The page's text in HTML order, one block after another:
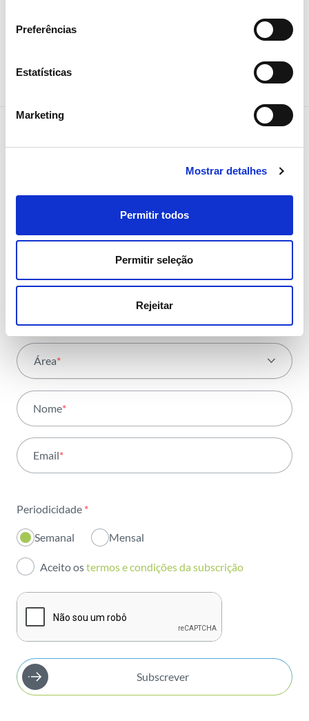
Preferências
Estatísticas
Marketing
Mostrar detalhes
Permitir todos
Permitir seleção
Rejeitar
Receba todos os detalhes da
tendências e notícias que
partilhamos
com toda a energia
Área*
Atividade
Institucional
Inovação
Investidores
Publicações
Nome*
Email*
Periodicidade *
Semanal Mensal
Aceito ostermos e condições da subscrição
Subscrever